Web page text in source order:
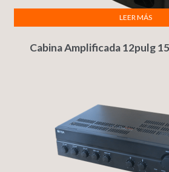
Cabina Amplificada 12pulg
LEER MÁS